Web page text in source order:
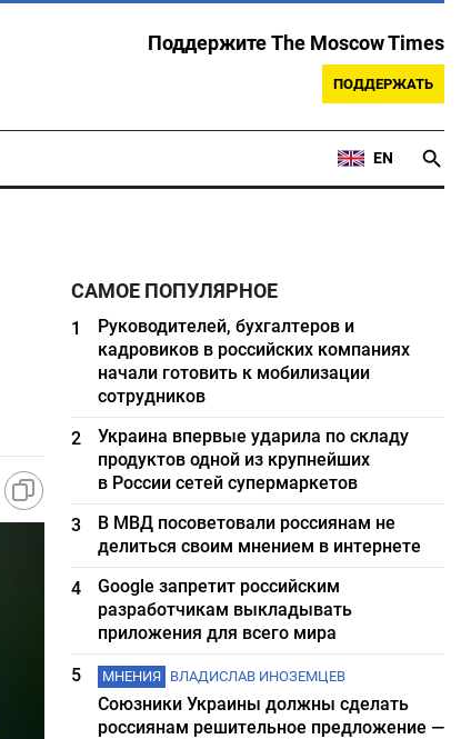
Поддержите The Moscow Times
ПОДДЕРЖАТЬ
EN
САМОЕ ПОПУЛЯРНОЕ
1
Руководителей, бухгалтеров и
кадровиков в российских компаниях
начали готовить к мобилизации
сотрудников
2
Украина впервые ударила по складу
продуктов одной из крупнейших
в России сетей супермаркетов
3
В МВД посоветовали россиянам не
делиться своим мнением в интернете
4
Google запретит российским
разработчикам выкладывать
приложения для всего мира
5
МНЕНИЯ ВЛАДИСЛАВ ИНОЗЕМЦЕВ
Союзники Украины должны сделать
россиянам решительное предложение —